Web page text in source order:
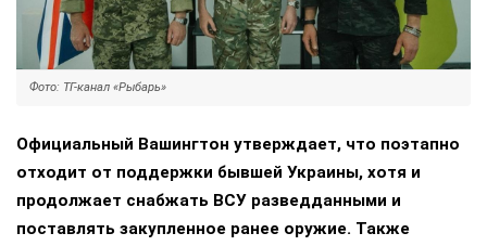
Фото: ТГ-канал «Рыбарь»
Официальный Вашингтон утверждает, что поэтапно
отходит от поддержки бывшей Украины, хотя и
продолжает снабжать ВСУ разведданными и
поставлять закупленное ранее оружие. Также